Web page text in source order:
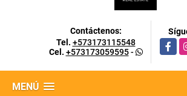
Contáctenos:
Tel. +573173115548
Cel. +573173059595-
MENÚ